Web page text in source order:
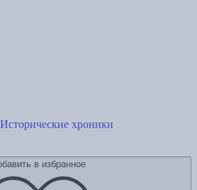
Исторические хроники
в избранное